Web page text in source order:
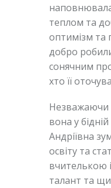
теплом та
оптимізм та
добро
сонячним
хто її
Незважаючи
вона у
Андріївна
освіту та
вчителькою
талант та